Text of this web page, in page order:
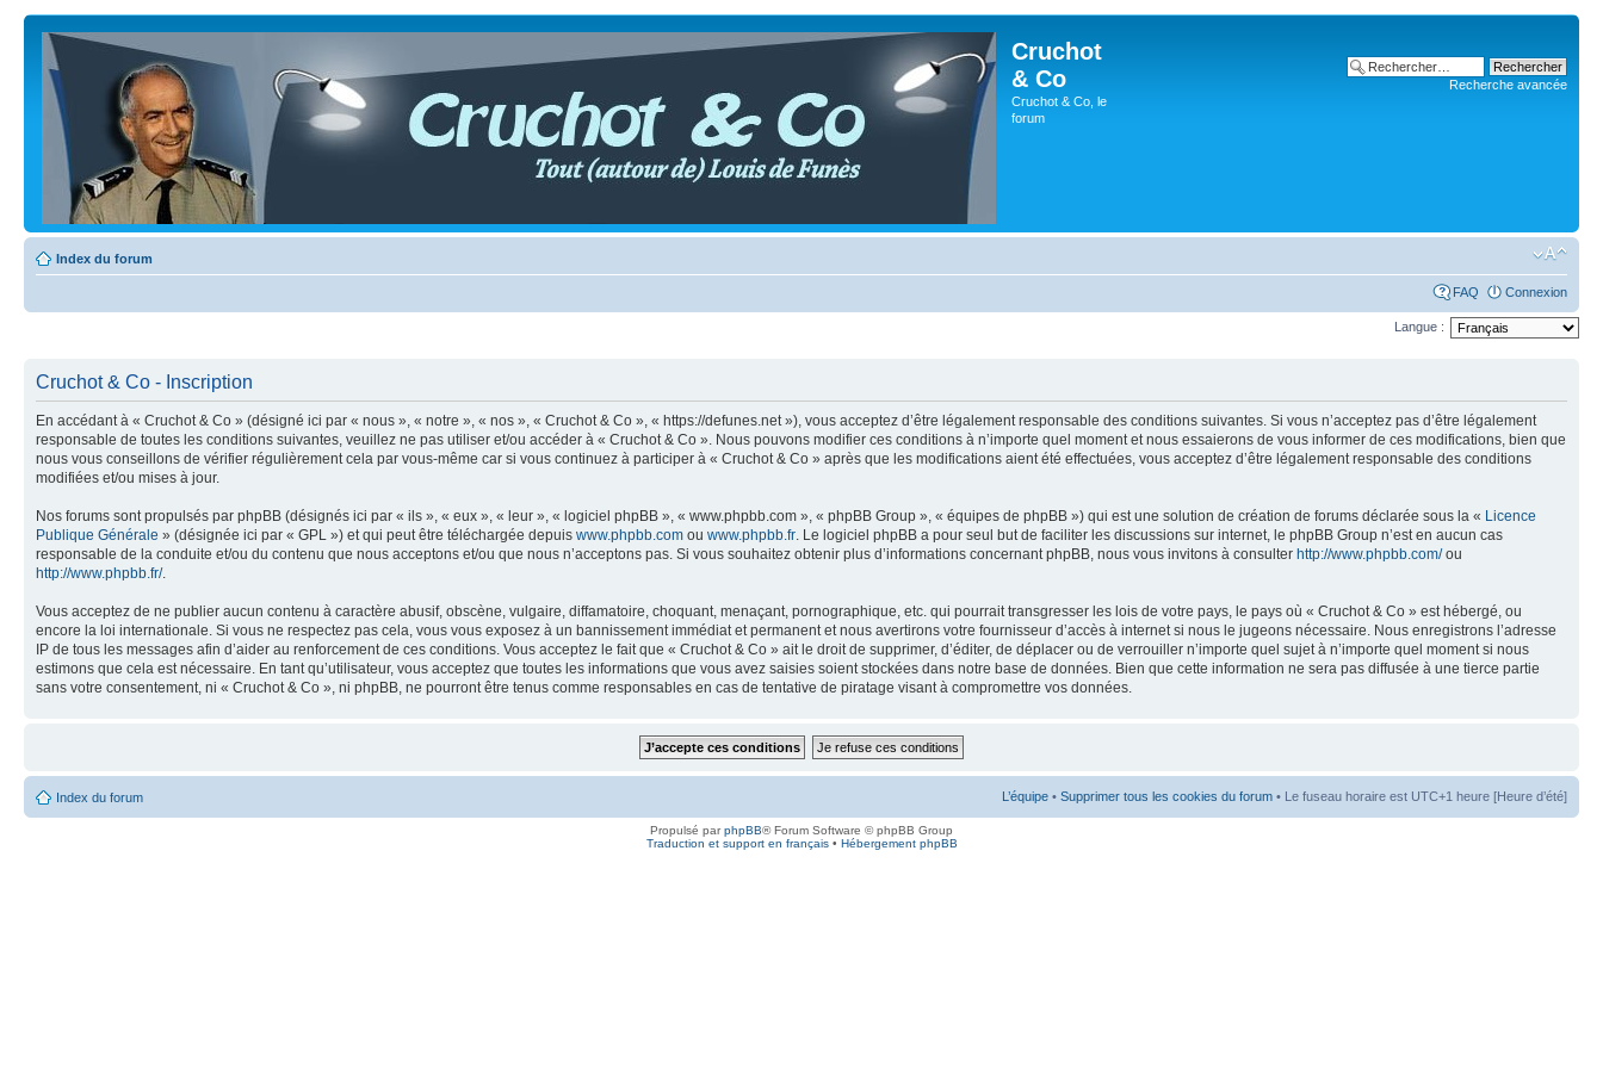
Cruchot
& Co
Cruchot & Co, le
forum
Recherche avancée
Index du forum
FAQ Connexion
Langue :
Cruchot & Co - Inscription
En accédant à « Cruchot & Co » (désigné ici par « nous », « notre », « nos », « Cruchot & Co », « https://defunes.net »), vous acceptez d’être légalement responsable des conditions suivantes. Si vous n’acceptez pas d’être légalement
responsable de toutes les conditions suivantes, veuillez ne pas utiliser et/ou accéder à « Cruchot & Co ». Nous pouvons modifier ces conditions à n’importe quel moment et nous essaierons de vous informer de ces modifications, bien que
nous vous conseillons de vérifier régulièrement cela par vous-même car si vous continuez à participer à « Cruchot & Co » après que les modifications aient été effectuées, vous acceptez d’être légalement responsable des conditions
modifiées et/ou mises à jour.
Nos forums sont propulsés par phpBB (désignés ici par « ils », « eux », « leur », « logiciel phpBB », « www.phpbb.com », « phpBB Group », « équipes de phpBB ») qui est une solution de création de forums déclarée sous la « Licence
Publique Générale » (désignée ici par « GPL ») et qui peut être téléchargée depuis www.phpbb.com ou www.phpbb.fr . Le logiciel phpBB a pour seul but de faciliter les discussions sur internet, le phpBB Group n’est en aucun cas
responsable de la conduite et/ou du contenu que nous acceptons et/ou que nous n’acceptons pas. Si vous souhaitez obtenir plus d’informations concernant phpBB, nous vous invitons à consulter http://www.phpbb.com/ou
http://www.phpbb.fr/.
Vous acceptez de ne publier aucun contenu à caractère abusif, obscène, vulgaire, diffamatoire, choquant, menaçant, pornographique, etc. qui pourrait transgresser les lois de votre pays, le pays où « Cruchot & Co » est hébergé, ou
encore la loi internationale. Si vous ne respectez pas cela, vous vous exposez à un bannissement immédiat et permanent et nous avertirons votre fournisseur d’accès à internet si nous le jugeons nécessaire. Nous enregistrons l’adresse
IP de tous les messages afin d’aider au renforcement de ces conditions. Vous acceptez le fait que « Cruchot & Co » ait le droit de supprimer, d’éditer, de déplacer ou de verrouiller n’importe quel sujet à n’importe quel moment si nous
estimons que cela est nécessaire. En tant qu’utilisateur, vous acceptez que toutes les informations que vous avez saisies soient stockées dans notre base de données. Bien que cette information ne sera pas diffusée à une tierce partie
sans votre consentement, ni « Cruchot & Co », ni phpBB, ne pourront être tenus comme responsables en cas de tentative de piratage visant à compromettre vos données.
Index du forum L’équipe • Supprimer tous les cookies du forum • Le fuseau horaire est UTC+1 heure [Heure d’été]
Propulsé parphpBB® Forum Software © phpBB Group
Traduction et support en français• Hébergement phpBB